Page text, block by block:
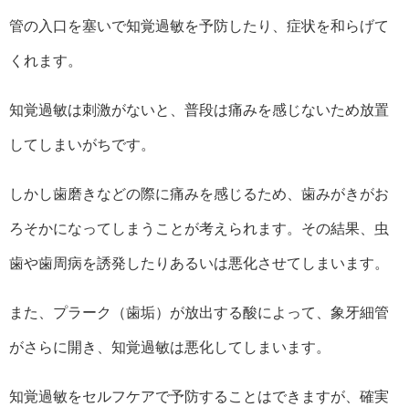
管の入口を塞いで知覚過敏を予防したり、症状を和らげて
くれます。
知覚過敏は刺激がないと、普段は痛みを感じないため放置
してしまいがちです。
しかし歯磨きなどの際に痛みを感じるため、歯みがきがお
ろそかになってしまうことが考えられます。その結果、虫
歯や歯周病を誘発したりあるいは悪化させてしまいます。
また、プラーク（歯垢）が放出する酸によって、象牙細管
がさらに開き、知覚過敏は悪化してしまいます。
知覚過敏をセルフケアで予防することはできますが、確実